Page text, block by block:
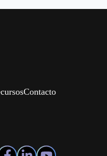
Contacto